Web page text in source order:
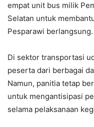
empat unit bus milik
Selatan untuk
Pesparawi berlangsung.
Di sektor transportasi
peserta dari berbagai
Namun, panitia tetap
untuk mengantisipasi
selama pelaksanaan